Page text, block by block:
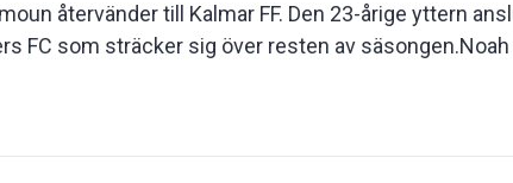
återvänder till Kalmar FF. Den 23-årige yttern
FC som sträcker sig över resten av